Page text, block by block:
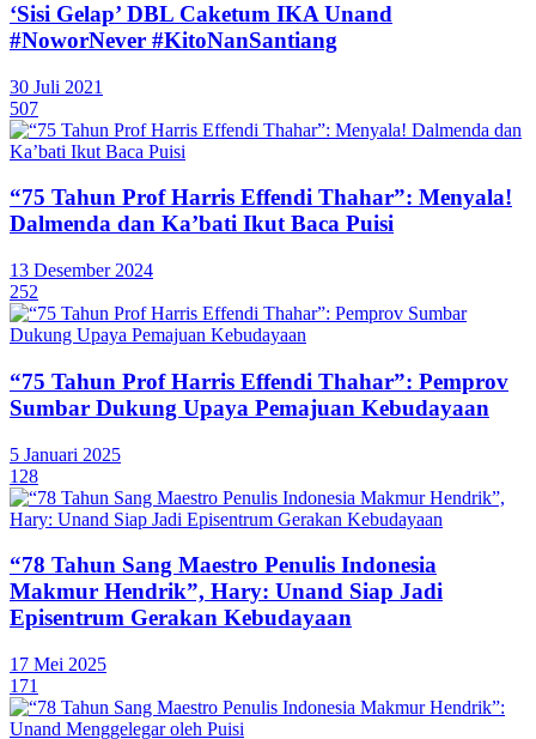
‘Sisi Gelap’ DBL Caketum IKA Unand
#NoworNever #KitoNanSantiang
30 Juli 2021
507
“75 Tahun Prof Harris Effendi Thahar”: Menyala!
Dalmenda dan Ka’bati Ikut Baca Puisi
13 Desember 2024
252
“75 Tahun Prof Harris Effendi Thahar”: Pemprov
Sumbar Dukung Upaya Pemajuan Kebudayaan
5 Januari 2025
128
“78 Tahun Sang Maestro Penulis Indonesia
Makmur Hendrik”, Hary: Unand Siap Jadi
Episentrum Gerakan Kebudayaan
17 Mei 2025
171